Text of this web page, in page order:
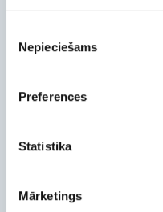
izvēle
Nepieciešams
Preferences
Statistika
Mārketings
Call me back
About Us
Feedback
For Customers